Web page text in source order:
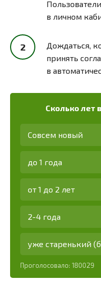
в личном
Дождаться,
принять
в
Сколько лет
Совсем новый
до 1 года
от 1 до 2 лет
2-4 года
уже старенький
Проголосовало: 180029